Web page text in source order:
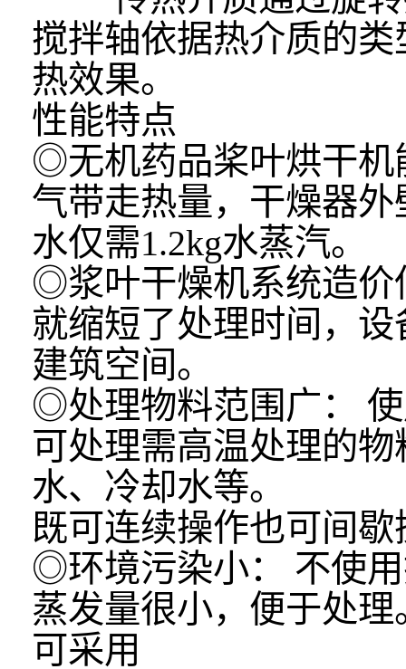
搅拌轴依据热介质的
热效果。
性能特点
◎无机药品桨叶烘干机
气带走热量，干燥器
水仅需1.2kg水蒸汽。
◎浆叶干燥机系统造价
就缩短了处理时间，
建筑空间。
◎处理物料范围广：
可处理需高温处理的
水、冷却水等。
既可连续操作也可间
◎环境污染小： 不使
蒸发量很小，便于处
可采用